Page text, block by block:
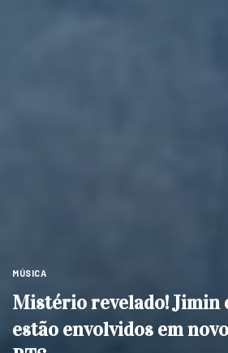
MÚSICA
Mistério revelado! Jimin
estão envolvidos em